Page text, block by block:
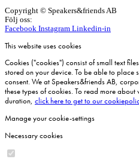
Copyright © Speakers&friends AB
Följ oss:
Facebook Instagram Linkedin-in
This website uses cookies
Cookies ("cookies") consist of small text
stored on your device. To be able to place
consent. We at Speakers&friends AB,
these types of cookies. To read more
duration, click here to get to our
Manage your cookie-settings
Necessary cookies